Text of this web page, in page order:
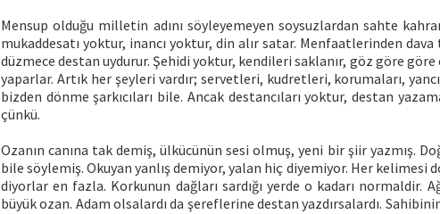
Mensup olduğu milletin adını söyleyemeyen soysuzlardan sahte
mukaddesatı yoktur, inancı yoktur, din alır satar. Menfaatlerinden
düzmece destan uydurur. Şehidi yoktur, kendileri saklanır, göz göre göre
yaparlar. Artık her şeyleri vardır; servetleri, kudretleri, korumaları,
bizden dönme şarkıcıları bile. Ancak destancıları yoktur, destan
çünkü.
Ozanın canına tak demiş, ülkücünün sesi olmuş, yeni bir şiir yazmış.
bile söylemiş. Okuyan yanlış demiyor, yalan hiç diyemiyor. Her kelimesi
diyorlar en fazla. Korkunun dağları sardığı yerde o kadarı normaldir.
büyük ozan. Adam olsalardı da şereflerine destan yazdırsalardı.